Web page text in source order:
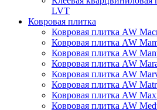
LVT
Ковровая плитка
Ковровая плитка AW
Ковровая плитка AW
Ковровая плитка AW
Ковровая плитка AW
Ковровая плитка AW
Ковровая плитка AW
Ковровая плитка AW
Ковровая плитка AW